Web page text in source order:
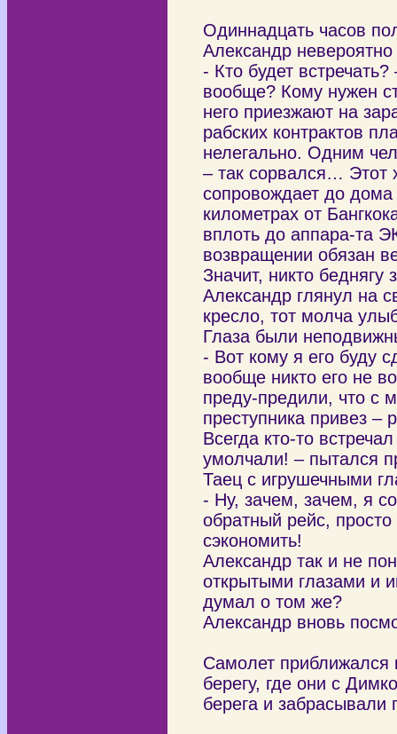
Одиннадцать часов
Александр
- Кто будет
вообще? Кому нужен
него приезжают на
рабских контрактов
нелегально. Одним
– так сорвался… Этот
сопровождает до
километрах от
вплоть до аппара-та
возвращении обязан
Значит, никто
Александр глянул на
кресло, тот молча
Глаза были
- Вот кому я его буду
вообще никто его не
преду-предили, что с
преступника привез –
Всегда кто-то
умолчали! – пытался
Таец с игрушечными
- Ну, зачем, зачем, я
обратный рейс,
сэкономить!
Александр так и не
открытыми глазами и
думал о том же?
Александр вновь
Самолет приближался
берегу, где они с
берега и забрасывали